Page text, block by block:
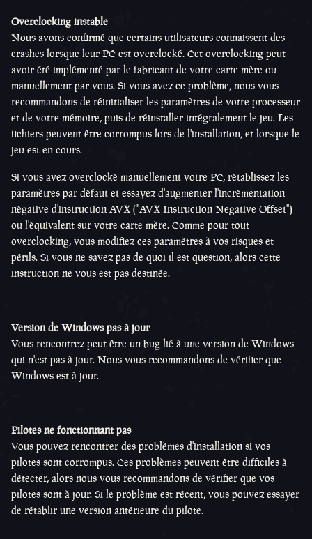
Overclocking instable
Nous avons confirmé que certains utilisateurs connaissent des
crashes lorsque leur PC est overclocké. Cet overclocking peut
avoir été implémenté par le fabricant de votre carte mère ou
manuellement par vous. Si vous avez ce problème, nous vous
recommandons de réinitialiser les paramètres de votre processeur
et de votre mémoire, puis de réinstaller intégralement le jeu. Les
fichiers peuvent être corrompus lors de l'installation, et lorsque le
jeu est en cours.
Si vous avez overclocké manuellement votre PC, rétablissez les
paramètres par défaut et essayez d'augmenter l'incrémentation
négative d'instruction AVX ("AVX Instruction Negative Offset")
ou l'équivalent sur votre carte mère. Comme pour tout
overclocking, vous modifiez ces paramètres à vos risques et
périls. Si vous ne savez pas de quoi il est question, alors cette
instruction ne vous est pas destinée.
Version de Windows pas à jour
Vous rencontrez peut-être un bug lié à une version de Windows
qui n'est pas à jour. Nous vous recommandons de vérifier que
Windows est à jour.
Pilotes ne fonctionnant pas
Vous pouvez rencontrer des problèmes d'installation si vos
pilotes sont corrompus. Ces problèmes peuvent être difficiles à
détecter, alors nous vous recommandons de vérifier que vos
pilotes sont à jour. Si le problème est récent, vous pouvez essayer
de rétablir une version antérieure du pilote.